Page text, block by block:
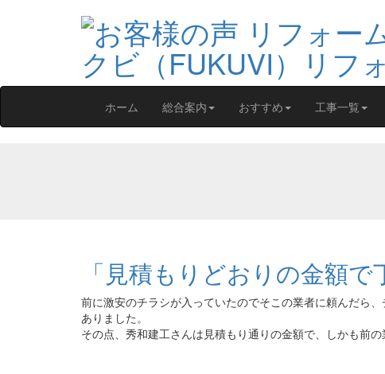
ホーム 総合案内 おすすめ 工事一覧
「見積もりどおりの金額で
前に激安のチラシが入っていたのでそこの業者に頼んだら
ありました。
その点、秀和建工さんは見積もり通りの金額で、しかも前の